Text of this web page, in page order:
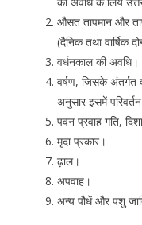
औसत तापमान और
(दैनिक तथा वार्षिक
वर्धनकाल की अवधि।
वर्षण, जिसके अंतर्गत
अनुसार इसमें
पवन प्रवाह गति,
मृदा प्रकार।
ढ़ाल।
अपवाह।
अन्य पौधें और पशु